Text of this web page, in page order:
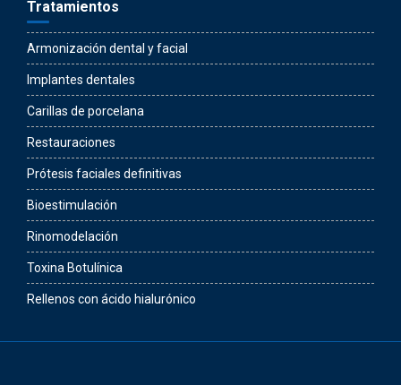
Tratamientos
Armonización dental y facial
Implantes dentales
Carillas de porcelana
Restauraciones
Prótesis faciales definitivas
Bioestimulación
Rinomodelación
Toxina Botulínica
Rellenos con ácido hialurónico